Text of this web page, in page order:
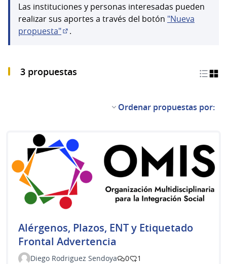
Las instituciones y personas interesadas pueden
realizar sus aportes a través del botón "Nueva
propuesta"
.
3 propuestas
Ordenar propuestas por:
Alérgenos, Plazos, ENT y Etiquetado
Frontal Advertencia
Diego Rodriguez Sendoya 0 1